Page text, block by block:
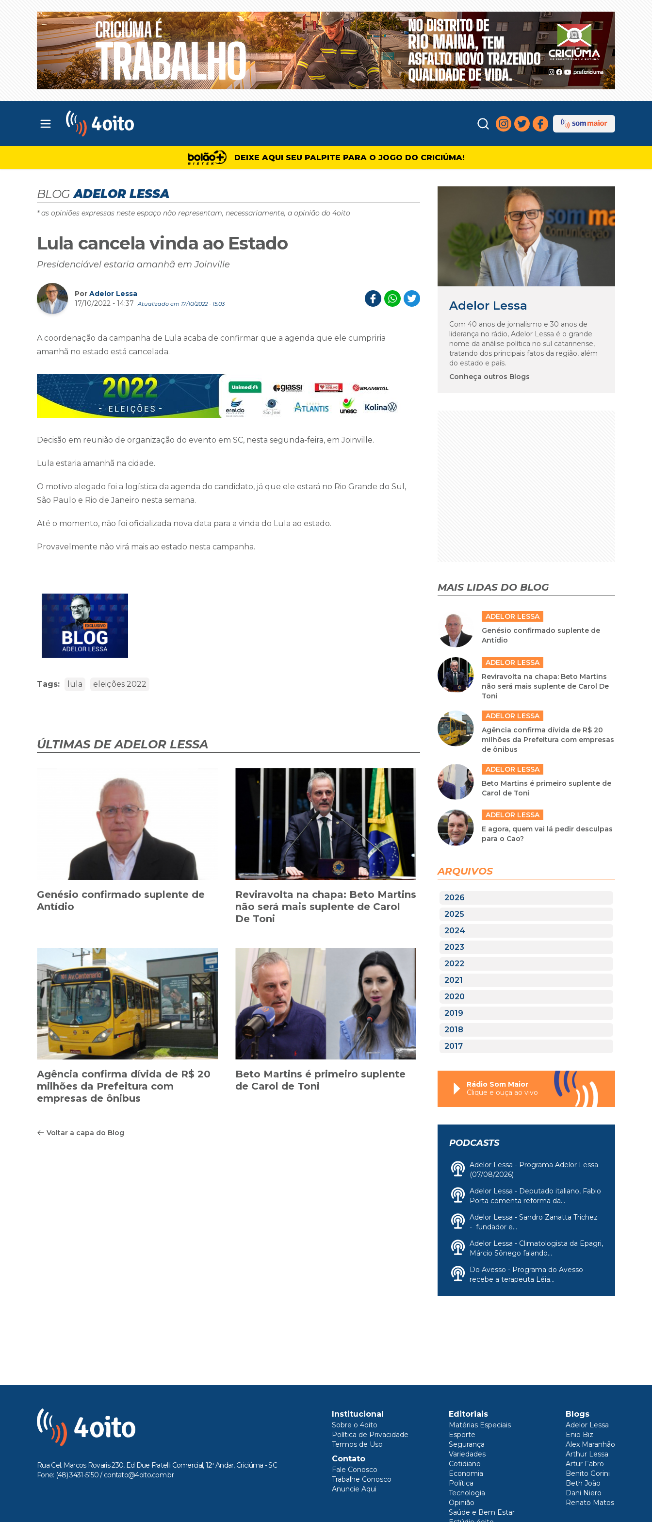
Abrir menu principal
DEIXE AQUI SEU PALPITE PARA O JOGO DO CRICIÚMA!
BLOG ADELOR LESSA
* as opiniões expressas neste espaço não representam, necessariamente, a opinião do 4oito
Lula cancela vinda ao Estado
Presidenciável estaria amanhã em Joinville
Por Adelor Lessa
17/10/2022 - 14:37
Atualizado em 17/10/2022 - 15:03
A coordenação da campanha de Lula acaba de confirmar que a agenda que ele cumpriria
amanhã no estado está cancelada.
Decisão em reunião de organização do evento em SC, nesta segunda-feira, em Joinville.
Lula estaria amanhã na cidade.
O motivo alegado foi a logística da agenda do candidato, já que ele estará no Rio Grande do Sul,
São Paulo e Rio de Janeiro nesta semana.
Até o momento, não foi oficializada nova data para a vinda do Lula ao estado.
Provavelmente não virá mais ao estado nesta campanha.
Tags: lula eleições 2022
ÚLTIMAS DE ADELOR LESSA
Genésio confirmado suplente de
Antídio
Reviravolta na chapa: Beto Martins
não será mais suplente de Carol
De Toni
Agência confirma dívida de R$ 20
milhões da Prefeitura com
empresas de ônibus
Beto Martins é primeiro suplente
de Carol de Toni
Voltar a capa do Blog
Adelor Lessa
Com 40 anos de jornalismo e 30 anos de
liderança no rádio, Adelor Lessa é o grande
nome da análise política no sul catarinense,
tratando dos principais fatos da região, além
do estado e país.
Conheça outros Blogs
MAIS LIDAS DO BLOG
ADELOR LESSA
Genésio confirmado suplente de
Antídio
ADELOR LESSA
Reviravolta na chapa: Beto Martins
não será mais suplente de Carol De
Toni
ADELOR LESSA
Agência confirma dívida de R$ 20
milhões da Prefeitura com empresas
de ônibus
ADELOR LESSA
Beto Martins é primeiro suplente de
Carol de Toni
ADELOR LESSA
E agora, quem vai lá pedir desculpas
para o Cao?
ARQUIVOS
2026
2025
2024
2023
2022
2021
2020
2019
2018
2017
Rádio Som Maior
Clique e ouça ao vivo
PODCASTS
Adelor Lessa - Programa Adelor Lessa
(07/08/2026)
Adelor Lessa - Deputado italiano, Fabio
Porta comenta reforma da...
Adelor Lessa - Sandro Zanatta Trichez
- fundador e...
Adelor Lessa - Climatologista da Epagri,
Márcio Sônego falando...
Do Avesso - Programa do Avesso
recebe a terapeuta Léia...
Rua Cel. Marcos Rovaris 230, Ed Due Fratelli Comercial, 12º Andar, Criciúma - SC
Fone: (48) 3431-5150 / contato@4oito.com.br
Institucional
Sobre o 4oito
Política de Privacidade
Termos de Uso
Contato
Fale Conosco
Trabalhe Conosco
Anuncie Aqui
Editoriais
Matérias Especiais
Esporte
Segurança
Variedades
Cotidiano
Economia
Política
Tecnologia
Opinião
Saúde e Bem Estar
Blogs
Adelor Lessa
Enio Biz
Alex Maranhão
Arthur Lessa
Artur Fabro
Benito Gorini
Beth João
Dani Niero
Renato Matos